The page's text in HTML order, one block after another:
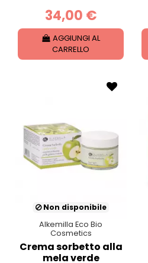
34,00 €
AGGIUNGI AL
CARRELLO
Non disponibile
Alkemilla Eco Bio
Cosmetics
Crema sorbetto alla
mela verde